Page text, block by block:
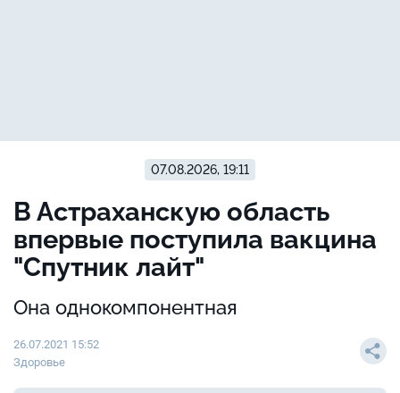
07.08.2026, 19:11
В Астраханскую область
впервые поступила вакцина
"Спутник лайт"
Она однокомпонентная
26.07.2021 15:52
Здоровье